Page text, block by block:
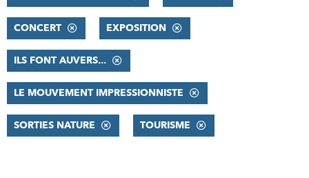
CONCERT EXPOSITION
ILS FONT AUVERS...
LE MOUVEMENT IMPRESSIONNISTE
SORTIES NATURE TOURISME